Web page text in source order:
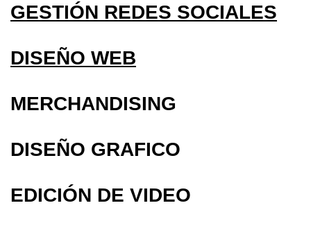
GESTIÓN REDES SOCIALES
DISEÑO WEB
MERCHANDISING
DISEÑO GRAFICO
EDICIÓN DE VIDEO